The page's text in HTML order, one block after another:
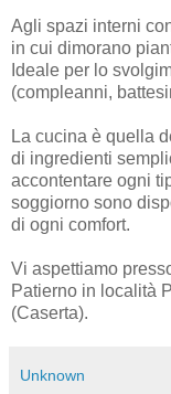
Agli spazi interni
in cui dimorano
Ideale per lo
(compleanni,
La cucina è quella
di ingredienti
accontentare ogni
soggiorno sono
di ogni comfort.
Vi aspettiamo
Patierno in località
(Caserta).
Unknown